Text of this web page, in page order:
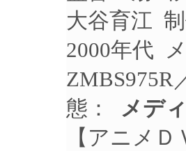
大谷育江
2000年代
態：
メデ
【アニメＤ